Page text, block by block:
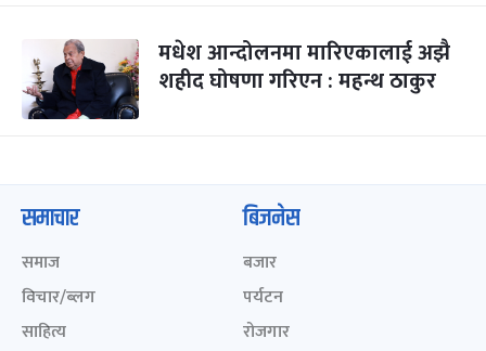
मधेश आन्दोलनमा मारिएकालाई अझै
शहीद घोषणा गरिएन : महन्थ ठाकुर
समाचार
समाज
विचार/ब्लग
साहित्य
बिजनेस
बजार
पर्यटन
रोजगार